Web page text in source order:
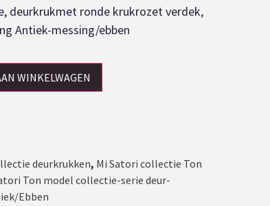
deurkrukmet ronde krukrozet verdek,
Antiek-messing/ebben
WINKELWAGEN
deurkrukken, Mi Satori collectie Ton
Ton model collectie-serie deur-
Ebben